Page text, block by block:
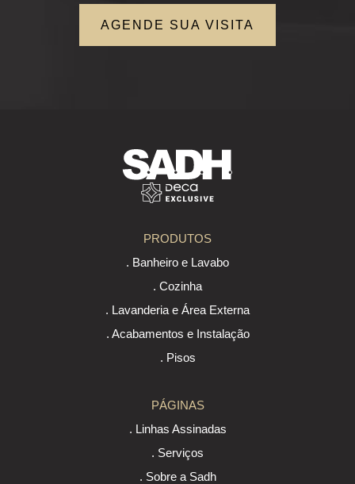
AGENDE SUA VISITA
PRODUTOS
. Banheiro e Lavabo
. Cozinha
. Lavanderia e Área Externa
. Acabamentos e Instalação
. Pisos
PÁGINAS
. Linhas Assinadas
. Serviços
. Sobre a Sadh